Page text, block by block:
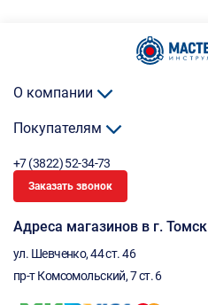
О компании
Покупателям
+7 (3822) 52-34-73
Заказать звонок
Адреса магазинов в г. Томск
ул. Шевченко, 44 ст. 46
пр-т Комсомольский, 7 ст. 6